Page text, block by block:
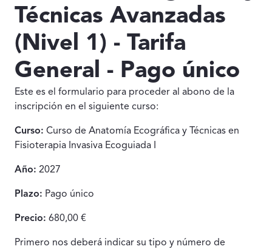
Técnicas Avanzadas
(Nivel 1) - Tarifa
General - Pago único
Este es el formulario para proceder al abono de la
inscripción en el siguiente curso:
Curso: Curso de Anatomía Ecográfica y Técnicas en
Fisioterapia Invasiva Ecoguiada I
Año: 2027
Plazo: Pago único
Precio: 680,00 €
Primero nos deberá indicar su tipo y número de